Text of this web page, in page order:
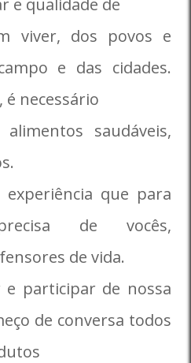
e qualidade de
viver, dos povos e
e das cidades.
é necessário
saudáveis,
experiência que para
de vocês,
de vida.
participar de nossa
de conversa todos